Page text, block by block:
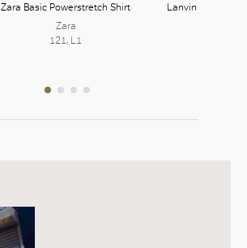
Zara Basic Powerstretch Shirt
Zara
121, L1
Lanvin Black